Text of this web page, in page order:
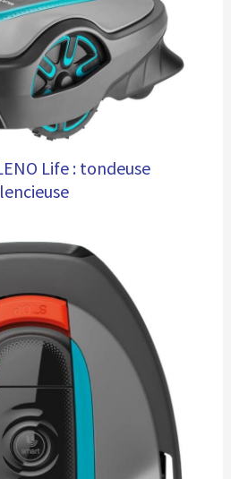
Life : tondeuse